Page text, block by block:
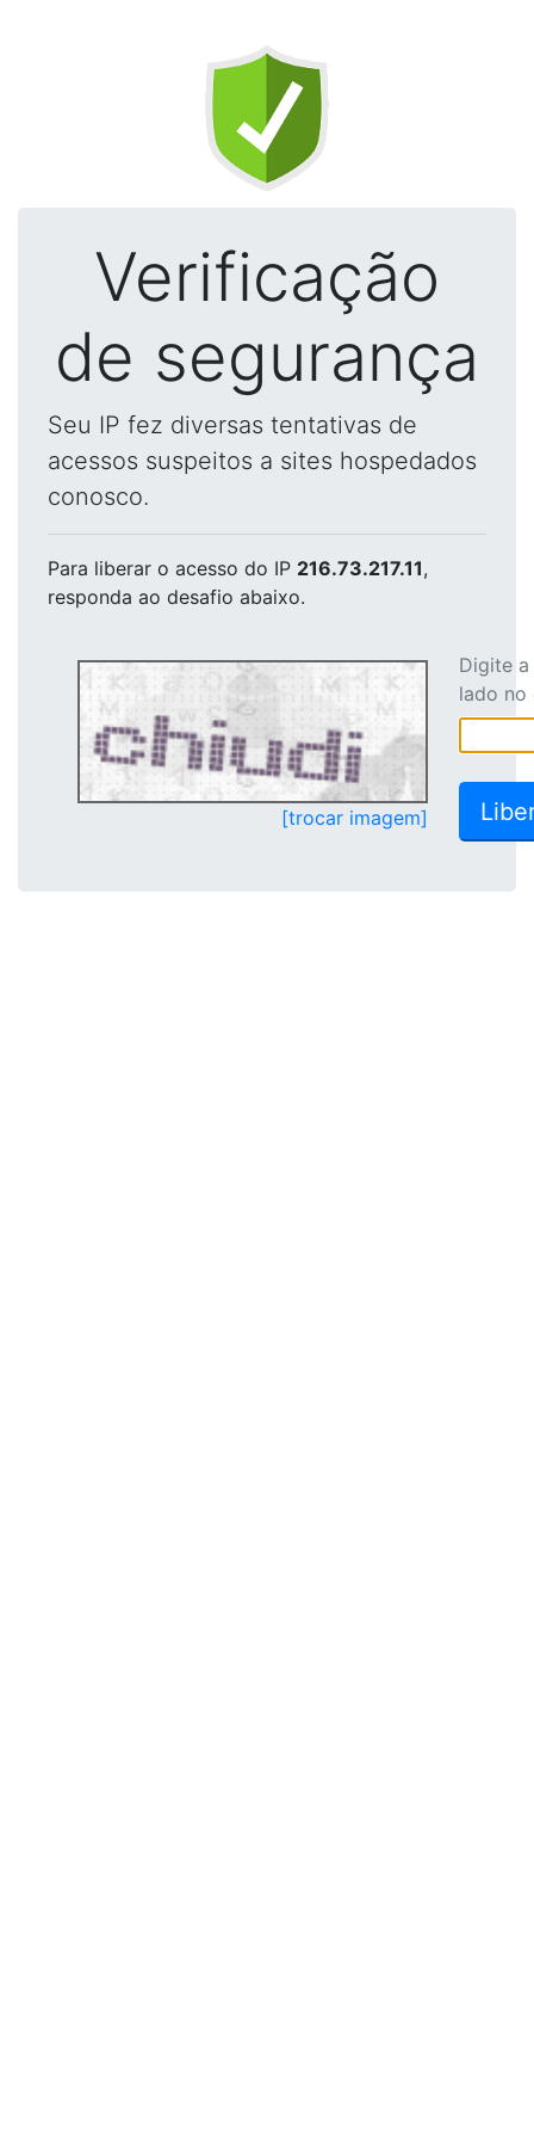
Verificação
de segurança
Seu IP fez diversas tentativas de
acessos suspeitos a sites hospedados
conosco.
Para liberar o acesso do IP 216.73.217.11,
responda ao desafio abaixo.
[trocar imagem]
Digite
lado no